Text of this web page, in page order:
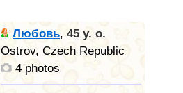
ale úžasná.
Aktivní,
pozitivní, stylová osobnost
Любовь, 45 y. o.
Ostrov, Czech Republic
4 photos